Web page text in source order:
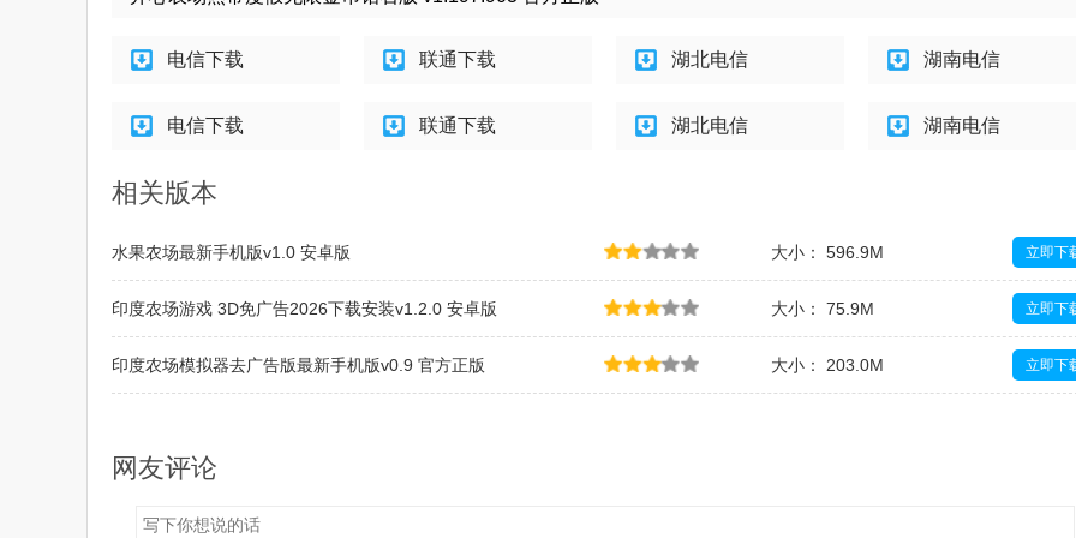
电信下载 联通下载 湖北电信 湖南电信
电信下载 联通下载 湖北电信 湖南电信
相关版本
水果农场最新手机版v1.0 安卓版 大小： 596.9M 立即下
印度农场游戏 3D免广告2026下载安装v1.2.0 安卓版 大小： 75.9M 立即下
印度农场模拟器去广告版最新手机版v0.9 官方正版 大小： 203.0M 立即下
网友评论